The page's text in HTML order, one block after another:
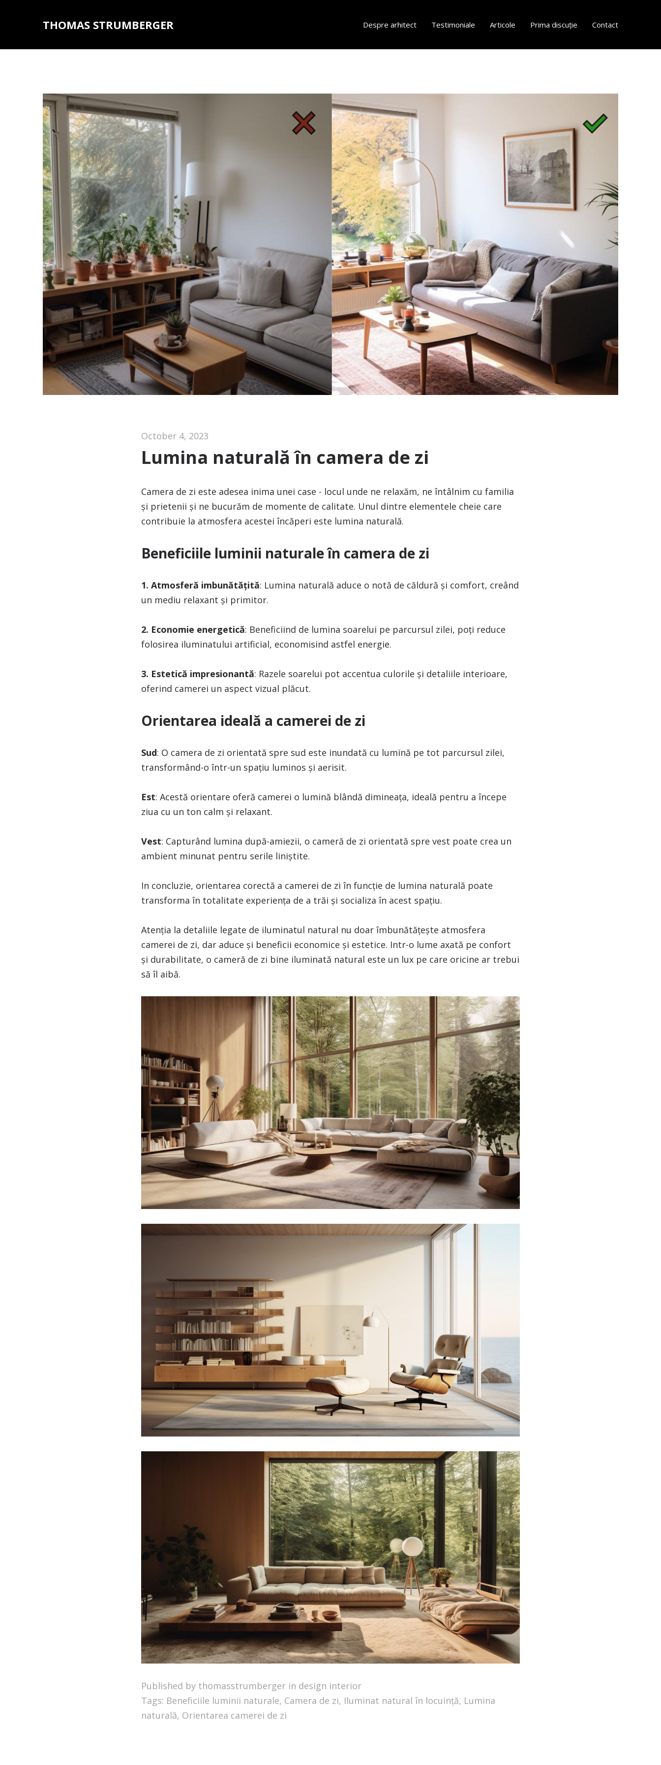
THOMAS STRUMBERGER Despre arhitect Testimoniale Articole Prima discuție Contact
October 4, 2023
Lumina naturală în camera de zi
Camera de zi este adesea inima unei case - locul unde ne relaxăm, ne întâlnim cu familia
și prietenii și ne bucurăm de momente de calitate. Unul dintre elementele cheie care
contribuie la atmosfera acestei încăperi este lumina naturală.
Beneficiile luminii naturale în camera de zi
1. Atmosferă imbunătățită: Lumina naturală aduce o notă de căldură și comfort, creând
un mediu relaxant și primitor.
2. Economie energetică: Beneficiind de lumina soarelui pe parcursul zilei, poți reduce
folosirea iluminatului artificial, economisind astfel energie.
3. Estetică impresionantă: Razele soarelui pot accentua culorile și detaliile interioare,
oferind camerei un aspect vizual plăcut.
Orientarea ideală a camerei de zi
Sud: O camera de zi orientată spre sud este inundată cu lumină pe tot parcursul zilei,
transformând-o într-un spațiu luminos și aerisit.
Est: Acestă orientare oferă camerei o lumină blândă dimineața, ideală pentru a începe
ziua cu un ton calm și relaxant.
Vest: Capturând lumina după-amiezii, o cameră de zi orientată spre vest poate crea un
ambient minunat pentru serile liniștite.
In concluzie, orientarea corectă a camerei de zi în funcție de lumina naturală poate
transforma în totalitate experiența de a trăi și socializa în acest spațiu.
Atenția la detaliile legate de iluminatul natural nu doar îmbunătățește atmosfera
camerei de zi, dar aduce și beneficii economice și estetice. Intr-o lume axată pe confort
și durabilitate, o cameră de zi bine iluminată natural este un lux pe care oricine ar trebui
să îl aibă.
Published by thomasstrumberger in design interior
Tags: Beneficiile luminii naturale, Camera de zi, Iluminat natural în locuință, Lumina
naturală, Orientarea camerei de zi